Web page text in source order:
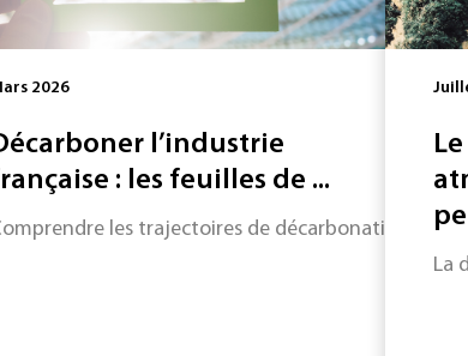
les stratégies industrielles et énergétiques en
2026
l’industrie
: les feuilles de ...
les trajectoires de décarbonation de
La